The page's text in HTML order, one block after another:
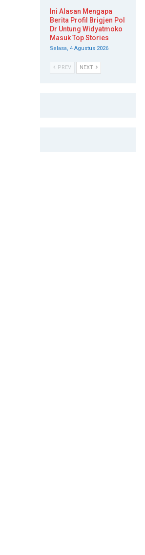
Ini Alasan Mengapa
Berita Profil Brigjen Pol
Dr Untung Widyatmoko
Masuk Top Stories
Selasa, 4 Agustus 2026
PREV NEXT